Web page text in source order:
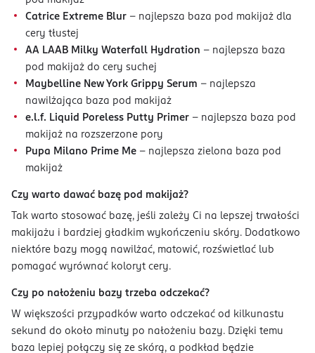
Catrice Extreme Blur – najlepsza baza pod makijaż dla
cery tłustej
AA LAAB Milky Waterfall Hydration – najlepsza baza
pod makijaż do cery suchej
Maybelline New York Grippy Serum – najlepsza
nawilżająca baza pod makijaż
e.l.f. Liquid Poreless Putty Primer – najlepsza baza pod
makijaż na rozszerzone pory
Pupa Milano Prime Me – najlepsza zielona baza pod
makijaż
Czy warto dawać bazę pod makijaż?
Tak warto stosować bazę, jeśli zależy Ci na lepszej trwałości
makijażu i bardziej gładkim wykończeniu skóry. Dodatkowo
niektóre bazy mogą nawilżać, matowić, rozświetlać lub
pomagać wyrównać koloryt cery.
Czy po nałożeniu bazy trzeba odczekać?
W większości przypadków warto odczekać od kilkunastu
sekund do około minuty po nałożeniu bazy. Dzięki temu
baza lepiej połączy się ze skórą, a podkład będzie